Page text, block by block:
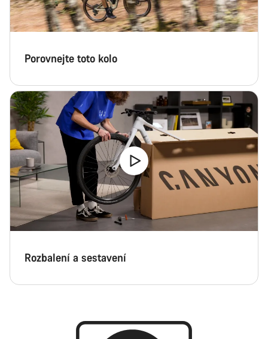
Porovnejte toto kolo
Rozbalení a sestavení